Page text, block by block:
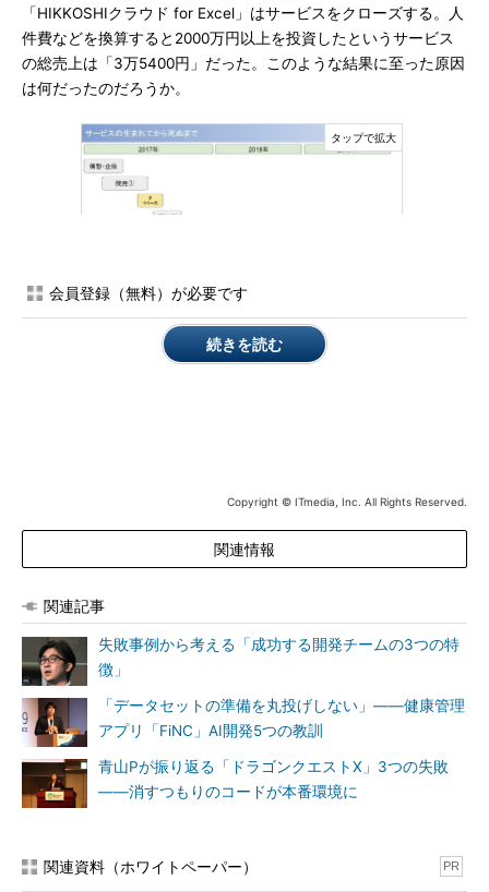
「HIKKOSHIクラウド for Excel」はサービスをクローズする。人
件費などを換算すると2000万円以上を投資したというサービス
の総売上は「3万5400円」だった。このような結果に至った原因
は何だったのだろうか。
岡島氏は「開発チームから生み出されるプロダクトの価値の最
大化に責任を持つのが、POである私の役割」と述べ、あえて自
岡島氏が第一の容疑として挙げたのは「ピボット遅れ」だ。ピ
ボットとは、特に立ち上げ期にあるビジネスの「方針変更」を指
す。検事は「実装の前に手動でサービスを回してみて、サービス
ンスタートアップができなかったのか？」と口火を切る。
これに対して、POとしての岡島被告は以下のように弁明す
る。
「ペルソナもリーンキャンバスも作ったが、確かにユーザーヒ
正式リリース後の状況を見て、大規模向けニーズにピボットはし
ている」
する代理店が、数百単位のExcel VBAを、まとめて変換できる機
会員登録（無料）が必要です
続きを読む
Copyright © ITmedia, Inc. All Rights Reserved.
関連情報
関連記事
失敗事例から考える「成功する開発チームの3つの特
徴」
「データセットの準備を丸投げしない」――健康管理
アプリ「FiNC」AI開発5つの教訓
青山Pが振り返る「ドラゴンクエストX」3つの失敗
――消すつもりのコードが本番環境に
関連資料（ホワイトペーパー） PR